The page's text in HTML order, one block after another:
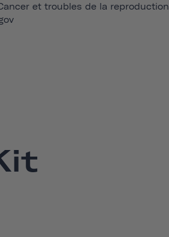
Cancer et troubles de la